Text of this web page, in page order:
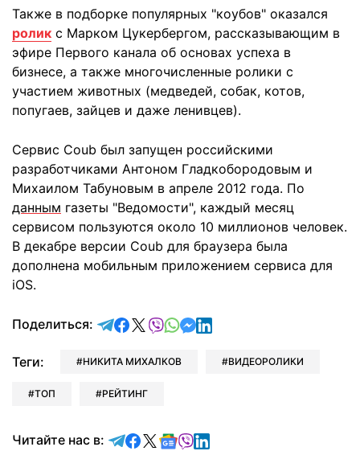
Также в подборке популярных "коубов" оказался
ролик с Марком Цукербергом, рассказывающим в
эфире Первого канала об основах успеха в
бизнесе, а также многочисленные ролики с
участием животных (медведей, собак, котов,
попугаев, зайцев и даже ленивцев).
Сервис Coub был запущен российскими
разработчиками Антоном Гладкобородовым и
Михаилом Табуновым в апреле 2012 года. По
данным газеты "Ведомости", каждый месяц
сервисом пользуются около 10 миллионов человек.
В декабре версии Coub для браузера была
дополнена мобильным приложением сервиса для
iOS.
Поделиться: отправить в Telegram
поделиться в Facebook
поделиться в X
отправить в Viber
отправить в Whatsapp
отправить в Messenger
отправить в LinkedIn
Теги: НИКИТА МИХАЛКОВ ВИДЕОРОЛИКИ
ТОП РЕЙТИНГ
Читайте нас в: Читайте в Telegram
Читайте в Facebook
Читайте в X
Читайте в Google news
Читайте в Viber
Читайте в LinkedIn